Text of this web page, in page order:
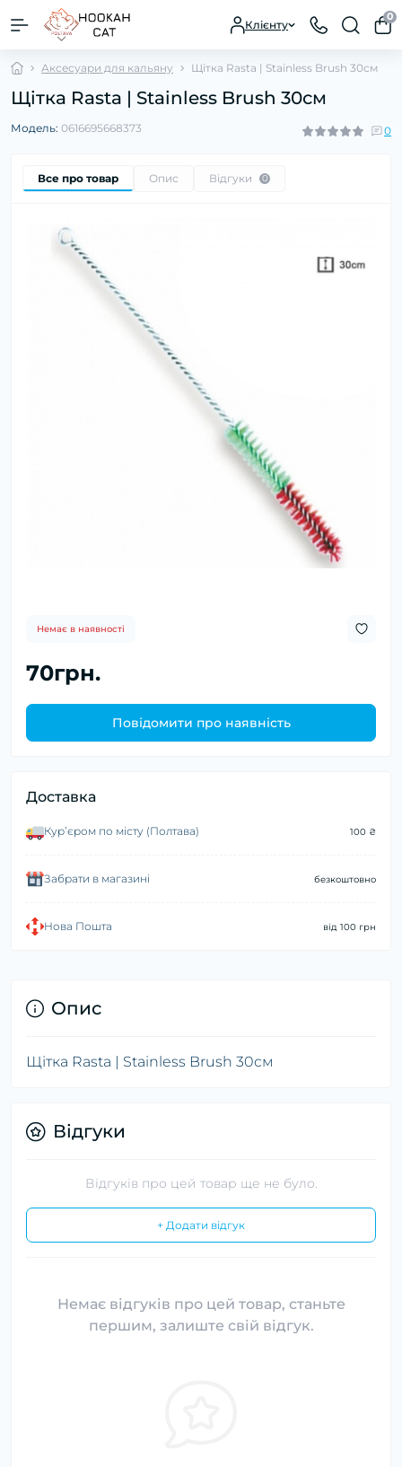
Клієнту
0
Аксесуари для кальяну Щітка Rasta | Stainless Brush 30см
Щітка Rasta | Stainless Brush 30см
Модель: 0616695668373 0
Все про товар Опис Відгуки 0
Немає в наявності
70грн.
Повідомити про наявність
Доставка
Курʼєром по місту (Полтава) 100 ₴
Забрати в магазині безкоштовно
Нова Пошта від 100 грн
Опис
Щітка Rasta | Stainless Brush 30см
Відгуки
Відгуків про цей товар ще не було.
+ Додати відгук
Немає відгуків про цей товар, станьте
першим, залиште свій відгук.